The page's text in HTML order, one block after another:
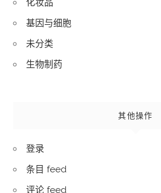
基因与细胞
未分类
生物制药
其他操作
登录
条目 feed
评论 feed